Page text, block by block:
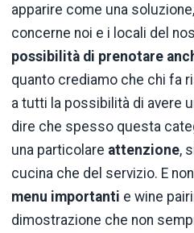
apparire come una
concerne noi e i locali del
possibilità di prenotare
quanto crediamo che chi fa
a tutti la possibilità di avere
dire che spesso questa
una particolare attenzione,
cucina che del servizio. E
menu importanti e wine
dimostrazione che non